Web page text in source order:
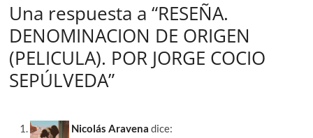
Una respuesta a “RESEÑA.
DENOMINACION DE ORIGEN
(PELICULA). POR JORGE COCIO
SEPÚLVEDA”
Nicolás Aravena dice: